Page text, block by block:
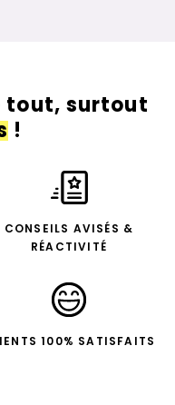
tout, surtout
!
CONSEILS AVISÉS &
RÉACTIVITÉ
100% SATISFAITS